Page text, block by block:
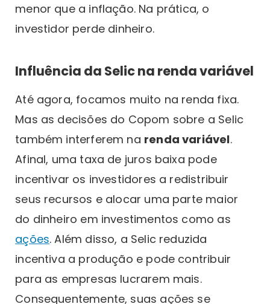
menor que a inflação. Na prática, o
investidor perde dinheiro.
Influência da Selic na renda variável
Até agora, focamos muito na renda fixa.
Mas as decisões do Copom sobre a Selic
também interferem na renda variável.
Afinal, uma taxa de juros baixa pode
incentivar os investidores a redistribuir
seus recursos e alocar uma parte maior
do dinheiro em investimentos como as
ações. Além disso, a Selic reduzida
incentiva a produção e pode contribuir
para as empresas lucrarem mais.
Consequentemente, suas ações se